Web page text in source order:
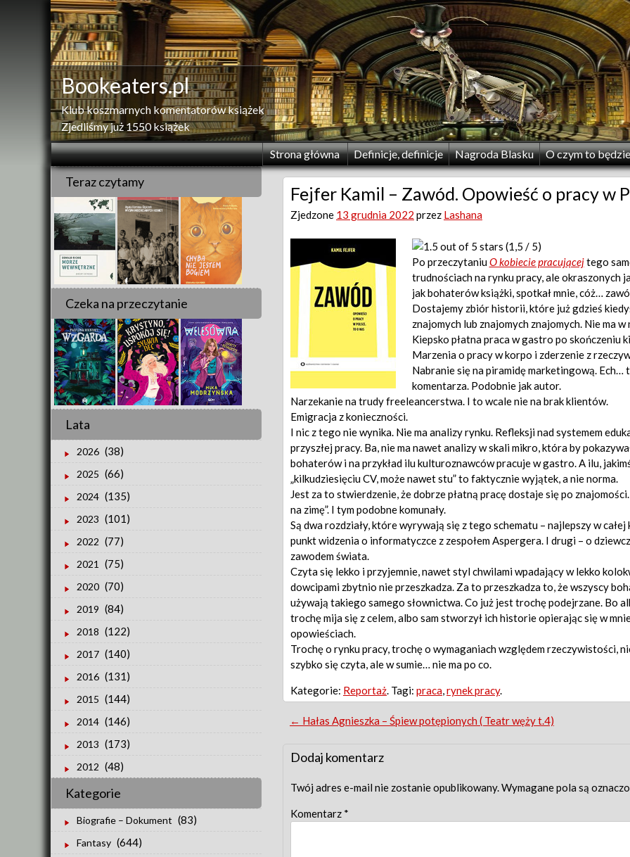
Bookeaters.pl
Klub koszmarnych komentatorów książek
Zjedliśmy już 1550 książek
Strona główna Definicje, definicje Nagroda Blasku O czym to będzie
Fejfer Kamil – Zawód. Opowieść o pracy w
Zjedzone 13 grudnia 2022 przez Lashana
(1,5 / 5)
Po przeczytaniuO kobiecie pracującejtego
trudnościach na rynku pracy, ale okraszonych
jak bohaterów książki, spotkał mnie, cóż…
Dostajemy zbiór historii, które już gdzieś
znajomych lub znajomych znajomych. Nie ma w
Kiepsko płatna praca w gastro po skończeniu
Marzenia o pracy w korpo i zderzenie z
Nabranie się na piramidę marketingową.
komentarza. Podobnie jak autor.
Narzekanie na trudy freeleancerstwa. I to wcale nie na brak klientów.
Emigracja z konieczności.
I nic z tego nie wynika. Nie ma analizy rynku. Refleksji nad systemem
przyszłej pracy. Ba, nie ma nawet analizy w skali mikro, która by
bohaterów i na przykład ilu kulturoznawców pracuje w gastro. A ilu,
„kilkudziesięciu CV, może nawet stu” to faktycznie wyjątek, a nie norma.
Jest za to stwierdzenie, że dobrze płatną pracę dostaje się po
na zimę”. I tym podobne komunały.
Są dwa rozdziały, które wyrywają się z tego schematu – najlepszy w
punkt widzenia o informatyczce z zespołem Aspergera. I drugi – o
zawodem świata.
Czyta się lekko i przyjemnie, nawet styl chwilami wpadający w lekko
dowcipami zbytnio nie przeszkadza. Za to przeszkadza to, że wszyscy
używają takiego samego słownictwa. Co już jest trochę podejrzane. Bo
trochę mija się z celem, albo sam stworzył ich historie opierając się w
opowieściach.
Trochę o rynku pracy, trochę o wymaganiach względem rzeczywistości,
szybko się czyta, ale w sumie… nie ma po co.
Kategorie: Reportaż . Tagi: praca rynek pracy.
Post
navigation
← Hałas Agnieszka – Śpiew potępionych ( Teatr węży t.4)
Dodaj komentarz
Twój adres e-mail nie zostanie opublikowany.Wymagane pola są
Komentarz *
Teraz czytamy
Czeka na przeczytanie
Lata
2026 (38)
2025 (66)
2024 (135)
2023 (101)
2022 (77)
2021 (75)
2020 (70)
2019 (84)
2018 (122)
2017 (140)
2016 (131)
2015 (144)
2014 (146)
2013 (173)
2012 (48)
Kategorie
Biografie – Dokument (83)
Fantasy (644)